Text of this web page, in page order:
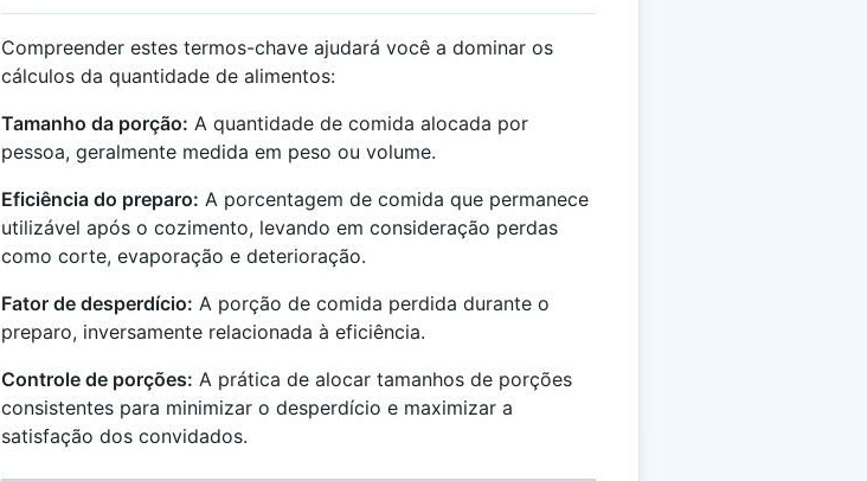
Compreender estes termos-chave ajudará você a dominar os
cálculos da quantidade de alimentos:
Tamanho da porção: A quantidade de comida alocada por
pessoa, geralmente medida em peso ou volume.
Eficiência do preparo: A porcentagem de comida que permanece
utilizável após o cozimento, levando em consideração perdas
como corte, evaporação e deterioração.
Fator de desperdício: A porção de comida perdida durante o
preparo, inversamente relacionada à eficiência.
Controle de porções: A prática de alocar tamanhos de porções
consistentes para minimizar o desperdício e maximizar a
satisfação dos convidados.